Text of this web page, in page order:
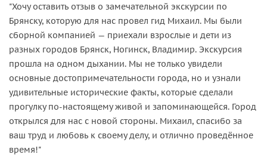
"Хочу оставить отзыв о замечательной экскурсии по
Брянску, которую для нас провел гид Михаил. Мы были
сборной компанией — приехали взрослые и дети из
разных городов Брянск, Ногинск, Владимир. Экскурсия
прошла на одном дыхании. Мы не только увидели
основные достопримечательности города, но и узнали
удивительные исторические факты, которые сделали
прогулку по-настоящему живой и запоминающейся. Город
открылся для нас с новой стороны. Михаил, спасибо за
ваш труд и любовь к своему делу, и отлично проведённое
время!"